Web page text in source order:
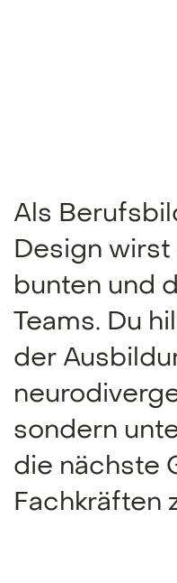
Als
Design wirst
bunten und
Teams. Du
der
sondern
die nächste
Fachkräften